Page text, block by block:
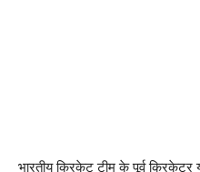
भारतीय क्रिकेट टीम के पूर्व